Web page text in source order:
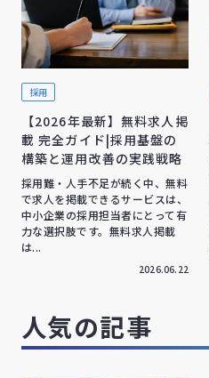
採用
【2026年最新】無料求人掲
載 完全ガイド|採用基盤の
構築と運用改善の実践戦略
採用難・人手不足が続く中、無料
で求人を掲載できるサービスは、
中小企業の採用担当者にとって有
力な選択肢です。無料求人掲載
は...
2026.06.22
人気の記事